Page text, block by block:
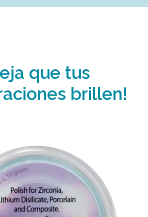
que tus
brillen!